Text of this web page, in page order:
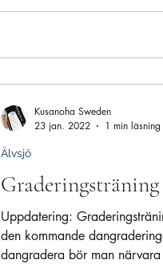
Uppdatering:
den kommande
dangradera bör man
Älvsjö
Kusanoha Sweden
23 jan. 2022
1 min läsning